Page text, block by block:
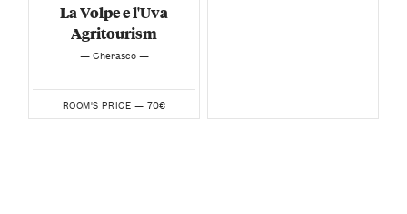
La Volpe e l'Uva
Agritourism
— Cherasco —
ROOM'S PRICE — 70€